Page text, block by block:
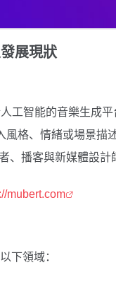
展現狀
工智能的音樂生成
風格、情緒或場景描
、播客與新媒體設計
mubert.com
下領域：